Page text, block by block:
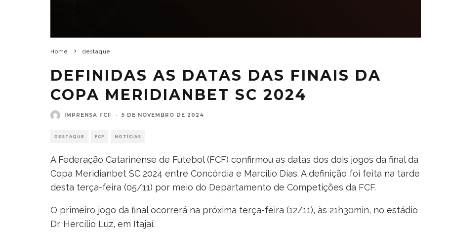
Home destaque
DEFINIDAS AS DATAS DAS FINAIS DA
COPA MERIDIANBET SC 2024
IMPRENSA FCF · 5 DE NOVEMBRO DE 2024
DESTAQUE FCF NOTÍCIAS
A Federação Catarinense de Futebol (FCF) confirmou as datas dos dois jogos da final da
Copa Meridianbet SC 2024 entre Concórdia e Marcílio Dias. A definição foi feita na tarde
desta terça-feira (05/11) por meio do Departamento de Competições da FCF.
O primeiro jogo da final ocorrerá na próxima terça-feira (12/11), às 21h30min, no estádio
Dr. Hercílio Luz, em Itajaí.